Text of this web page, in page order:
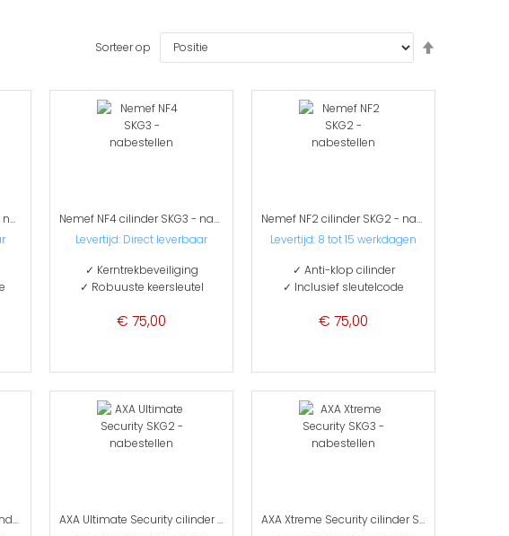
Sorteer op
laag
Nemef NF3+ cilinder SKG3 - nabestellen
Nemef NF4 cilinder SKG3 - nabestellen
Levertijd: Direct leverbaar
✓ Kerntrekbeveiliging
✓ Robuuste keersleutel
€ 75,00
Nemef NF2 cilinder SKG2 - nabestellen
Levertijd: 8 tot 15 werkdagen
✓ Anti-klop cilinder
✓ Inclusief sleutelcode
€ 75,00
AXA Comfort & Security cilinder SKG2 - nabestellen
AXA Ultimate Security cilinder SKG2 - nabestellen
AXA Xtreme Security cilinder SKG3 - nabestellen